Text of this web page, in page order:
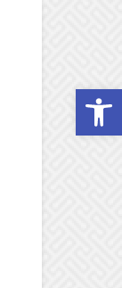
Open toolbar